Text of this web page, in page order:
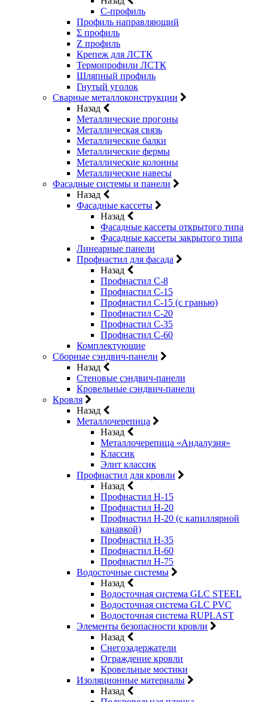
C-профиль
Профиль направляющий
Σ профиль
Z профиль
Крепеж для ЛСТК
Термопрофили ЛСТК
Шляпный профиль
Гнутый уголок
Сварные металлоконструкции
Назад
Металлические прогоны
Металлическая связь
Металлические балки
Металлические фермы
Металлические колонны
Металлические навесы
Фасадные системы и панели
Назад
Фасадные кассеты
Назад
Фасадные кассеты открытого типа
Фасадные кассеты закрытого типа
Линеарные панели
Профнастил для фасада
Назад
Профнастил С-8
Профнастил С-15
Профнастил С-15 (с гранью)
Профнастил С-20
Профнастил С-35
Профнастил С-60
Комплектующие
Сборные сэндвич-панели
Назад
Стеновые сэндвич-панели
Кровельные сэндвич-панели
Кровля
Назад
Металлочерепица
Назад
Металлочерепица «Андалузия»
Классик
Элит классик
Профнастил для кровли
Назад
Профнастил Н-15
Профнастил Н-20
Профнастил Н-20 (с капиллярной
канавкой)
Профнастил Н-35
Профнастил Н-60
Профнастил Н-75
Водосточные системы
Назад
Водосточная система GLC STEEL
Водосточная система GLC PVC
Водосточная система RUPLAST
Элементы безопасности кровли
Назад
Снегозадержатели
Ограждение кровли
Кровельные мостики
Изоляционные материалы
Назад